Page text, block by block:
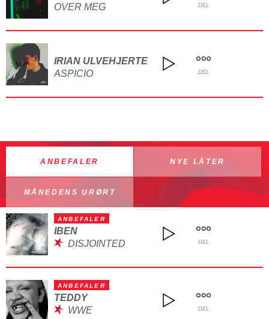
OVER MEG
DEL
IRIAN ULVEHJERTE
ASPICIO
DEL
ANBEFALER NYE LÅTER
MÅNEDENS URØRT
ANBEFALER
IBEN
DISJOINTED
DEL
ANBEFALER
TEDDY
WWE
DEL